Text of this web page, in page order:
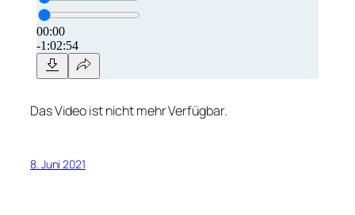
Das Video ist nicht mehr Verfügbar.
8. Juni 2021